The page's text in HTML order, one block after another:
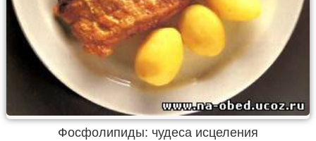
Фосфолипиды: чудеса исцеления